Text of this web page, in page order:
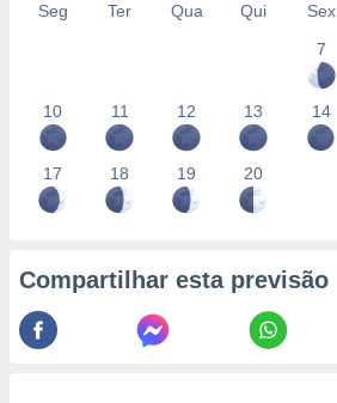
Seg Ter Qua Qui Sex
7
10 11 12 13 14
17 18 19 20
Compartilhar esta previsão